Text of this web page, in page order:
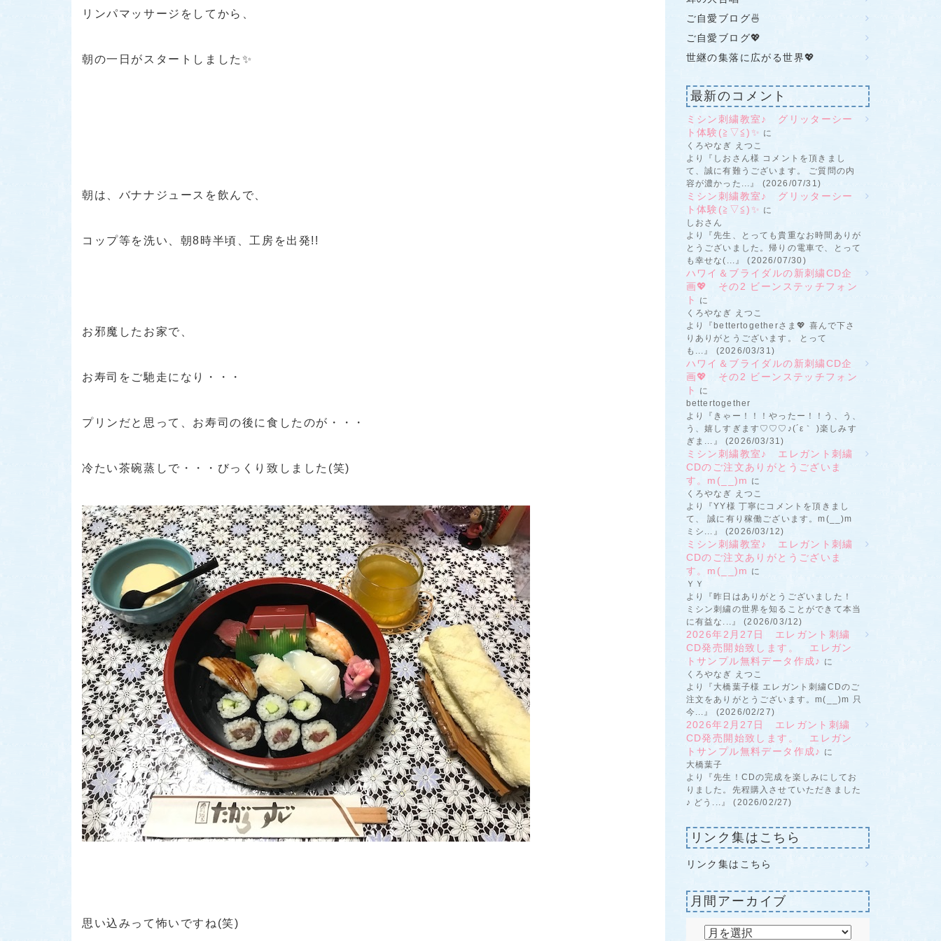
リンパマッサージをしてから、
朝の一日がスタートしました✨
朝は、バナナジュースを飲んで、
コップ等を洗い、朝8時半頃、工房を出発!!
お邪魔したお家で、
お寿司をご馳走になり・・・
プリンだと思って、お寿司の後に食したのが・・・
冷たい茶碗蒸しで・・・びっくり致しました(笑)
思い込みって怖いですね(笑)
ご自愛ブログ🍜
ご自愛ブログ💖
世継の集落に広がる世界💖
最新のコメント
ミシン刺繍教室♪ グリッターシー
ト体験(≧▽≦)✨ に
くろやなぎ えつこ
より『しおさん様 コメントを頂きまし
て、誠に有難うございます。 ご質問の内
容が濃かった...』 (2026/07/31)
ミシン刺繍教室♪ グリッターシー
ト体験(≧▽≦)✨ に
しおさん
より『先生、とっても貴重なお時間ありが
とうございました。帰りの電車で、とって
も幸せな(...』 (2026/07/30)
ハワイ＆ブライダルの新刺繍CD企
画💖 その2 ビーンステッチフォン
ト
に
くろやなぎ えつこ
より『bettertogetherさま💖 喜んで下さ
りありがとうございます。 とって
も...』 (2026/03/31)
ハワイ＆ブライダルの新刺繍CD企
画💖 その2 ビーンステッチフォン
ト
に
bettertogether
より『きゃー！！！やったー！！う、う、
う、嬉しすぎます♡♡♡♪(´ε｀ )楽しみす
ぎま...』 (2026/03/31)
ミシン刺繍教室♪ エレガント刺繍
CDのご注文ありがとうございま
す。m(__)m に
くろやなぎ えつこ
より『YY様 丁寧にコメントを頂きまし
て、 誠に有り稼働ございます。m(__)m
ミシ...』 (2026/03/12)
ミシン刺繍教室♪ エレガント刺繍
CDのご注文ありがとうございま
す。m(__)m に
ＹＹ
より『昨日はありがとうございました！
ミシン刺繍の世界を知ることができて本当
に有益な...』 (2026/03/12)
2026年2月27日 エレガント刺繍
CD発売開始致します。 エレガン
トサンプル無料データ作成♪ に
くろやなぎ えつこ
より『大橋葉子様 エレガント刺繍CDのご
注文をありがとうございます。m(__)m 只
今...』 (2026/02/27)
2026年2月27日 エレガント刺繍
CD発売開始致します。 エレガン
トサンプル無料データ作成♪ に
大橋葉子
より『先生！CDの完成を楽しみにしてお
りました。先程購入させていただきました
♪ どう...』 (2026/02/27)
リンク集はこちら
リンク集はこちら
月間アーカイブ